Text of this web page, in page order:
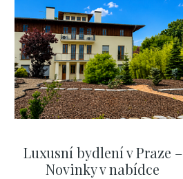
Luxusní bydlení v Praze –
Novinky v nabídce